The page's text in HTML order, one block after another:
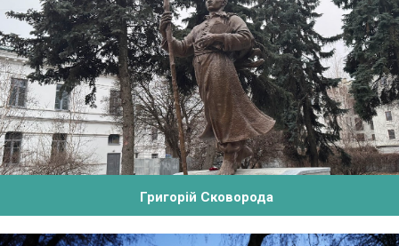
Григорій Сковорода